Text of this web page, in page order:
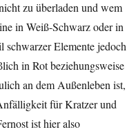
zu überladen und wem
in Weiß-Schwarz oder in
Elemente jedoch
in Rot beziehungsweise
an dem Außenleben ist,
für Kratzer und
ist hier also